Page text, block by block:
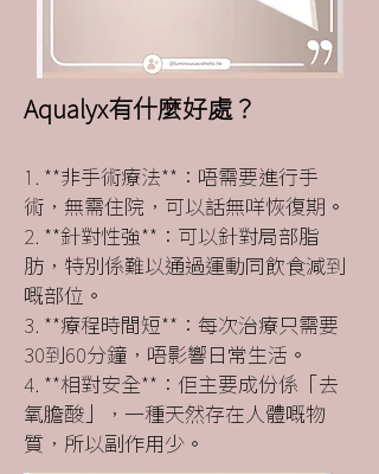
Aqualyx有什麼好處？
​1. **非手術療法**：唔需要進行手
術，無需住院，可以話無咩恢復期。
2. **針對性強**：可以針對局部脂
肪，特別係難以通過運動同飲食減到
嘅部位。
3. **療程時間短**：每次治療只需要
30到60分鐘，唔影響日常生活。
4. **相對安全**：佢主要成份係「去
氧膽酸」，一種天然存在人體嘅物
質，所以副作用少。